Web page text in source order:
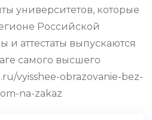
университетов, которые
Российской
аттестаты выпускаются
самого высшего
vyisshee-obrazovanie-bez-
na-zakaz